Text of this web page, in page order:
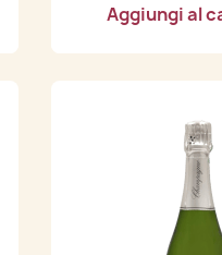
Aggiungi al